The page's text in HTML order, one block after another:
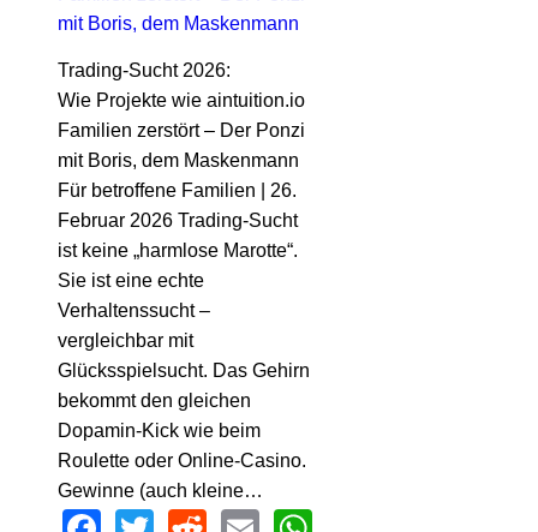
Trading-Sucht 2026:
Wie Projekte wie aintuition.io
Familien zerstört – Der Ponzi
mit Boris, dem Maskenmann
Für betroffene Familien | 26.
Februar 2026 Trading-Sucht
ist keine „harmlose Marotte“.
Sie ist eine echte
Verhaltenssucht –
vergleichbar mit
Glücksspielsucht. Das Gehirn
bekommt den gleichen
Dopamin-Kick wie beim
Roulette oder Online-Casino.
Gewinne (auch kleine…